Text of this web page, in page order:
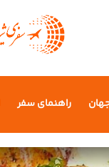
راهنمای سفر